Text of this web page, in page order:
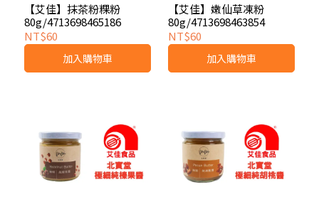
【艾佳】抹茶粉粿粉
80g/4713698465186
NT$60
加入購物車
【艾佳】嫩仙草凍粉
80g/4713698463854
NT$60
加入購物車